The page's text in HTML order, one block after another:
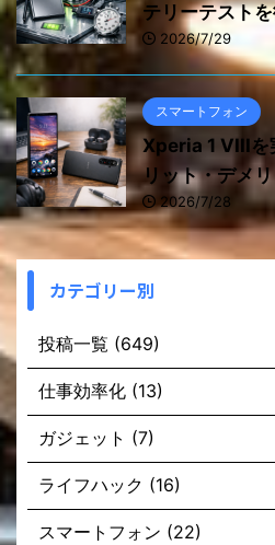
テリーテスト
2026/7/29
スマートフォン
Xperia 1 VIIIを
リット・デメ
2026/7/28
カテゴリー別
投稿一覧 (649)
仕事効率化 (13)
ガジェット (7)
ライフハック (16)
スマートフォン (22)